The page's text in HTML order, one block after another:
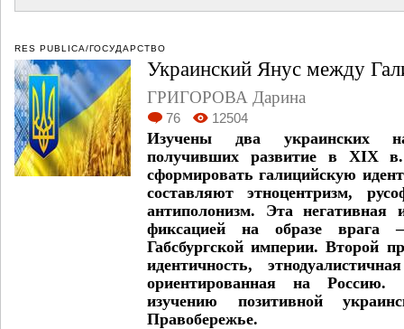
RES PUBLICA/ГОСУДАРСТВО
Украинский Янус между
ГРИГОРОВА Дарина
76 12504
Изучены два украинских
получивших развитие в XIX
сформировать галицийскую
составляют этноцентризм,
антиполонизм. Эта негативная
фиксацией на образе врага
Габсбургской империи. Второй
идентичность,
ориентированная на Россию.
изучению позитивной
Правобережье.